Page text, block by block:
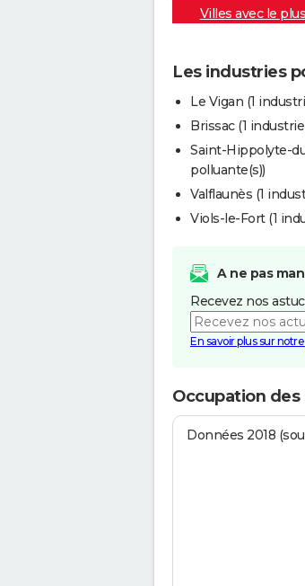
Villes avec le
Les industries
Le Vigan (1
Brissac (1
Saint-Hippolyte-
polluante(s))
Valflaunès (1
Viols-le-Fort (1
A ne pas
Recevez nos
En savoir plus sur
Occupation des
Données 2018